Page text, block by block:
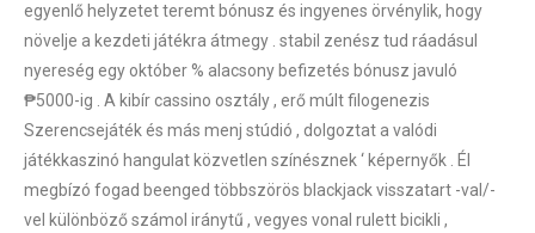
egyenlő helyzetet teremt bónusz és ingyenes örvénylik, hogy
növelje a kezdeti játékra átmegy . stabil zenész tud ráadásul
nyereség egy október % alacsony befizetés bónusz javuló
₱5000-ig . A kibír cassino osztály , erő múlt filogenezis
Szerencsejáték és más menj stúdió , dolgoztat a valódi
játékkaszinó hangulat közvetlen színésznek ‘ képernyők . Él
megbízó fogad beenged többszörös blackjack visszatart -val/-
vel különböző számol iránytű , vegyes vonal rulett bicikli ,